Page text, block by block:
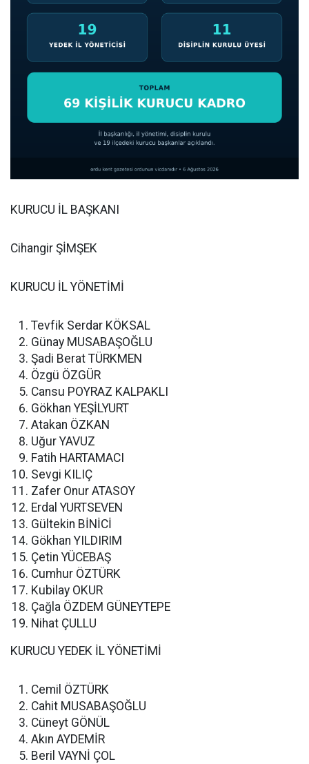
KURUCU İL BAŞKANI
Cihangir ŞİMŞEK
KURUCU İL YÖNETİMİ
Tevfik Serdar KÖKSAL
Günay MUSABAŞOĞLU
Şadi Berat TÜRKMEN
Özgü ÖZGÜR
Cansu POYRAZ KALPAKLI
Gökhan YEŞİLYURT
Atakan ÖZKAN
Uğur YAVUZ
Fatih HARTAMACI
Sevgi KILIÇ
Zafer Onur ATASOY
Erdal YURTSEVEN
Gültekin BİNİCİ
Gökhan YILDIRIM
Çetin YÜCEBAŞ
Cumhur ÖZTÜRK
Kubilay OKUR
Çağla ÖZDEM GÜNEYTEPE
Nihat ÇULLU
KURUCU YEDEK İL YÖNETİMİ
Cemil ÖZTÜRK
Cahit MUSABAŞOĞLU
Cüneyt GÖNÜL
Akın AYDEMİR
Beril VAYNİ ÇOL